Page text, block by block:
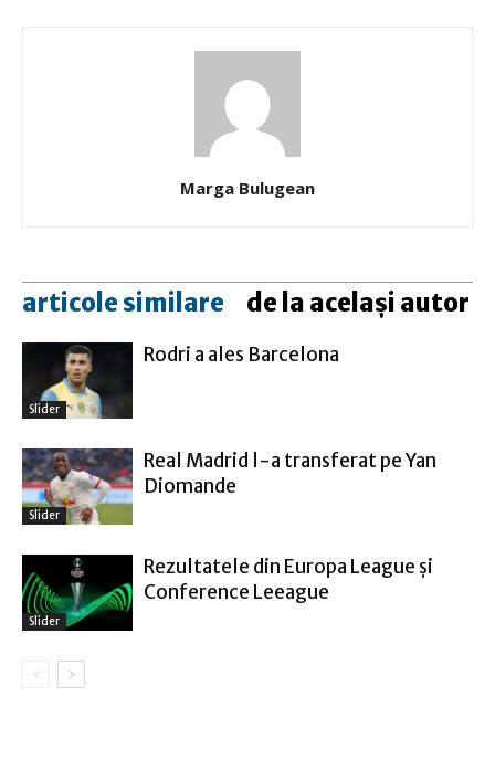
Marga Bulugean
articole similare de la același autor
Slider
Rodri a ales Barcelona
Slider
Real Madrid l-a transferat pe Yan
Diomande
Slider
Rezultatele din Europa League şi
Conference Leeague